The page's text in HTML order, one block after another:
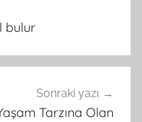
bulur
Sonraki yazı
Tarzına Olan